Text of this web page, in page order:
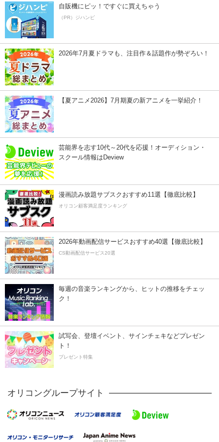
自販機にピッ！ですぐに買えちゃう
（PR）ジハンピ
2026年7月夏ドラマも、注目作＆話題作が勢ぞろい！
【夏アニメ2026】7月期夏の新アニメを一挙紹介！
芸能界を志す10代～20代を応援！オーディション・
スクール情報はDeview
漫画読み放題サブスクおすすめ11選【徹底比較】
オリコン顧客満足度ランキング
2026年動画配信サービスおすすめ40選【徹底比較】
CS動画配信サービス20選
毎週の音楽ランキングから、ヒットの推移をチェッ
ク！
試写会、登壇イベント、サインチェキなどプレゼン
ト！
プレゼント特集
オリコングループサイト